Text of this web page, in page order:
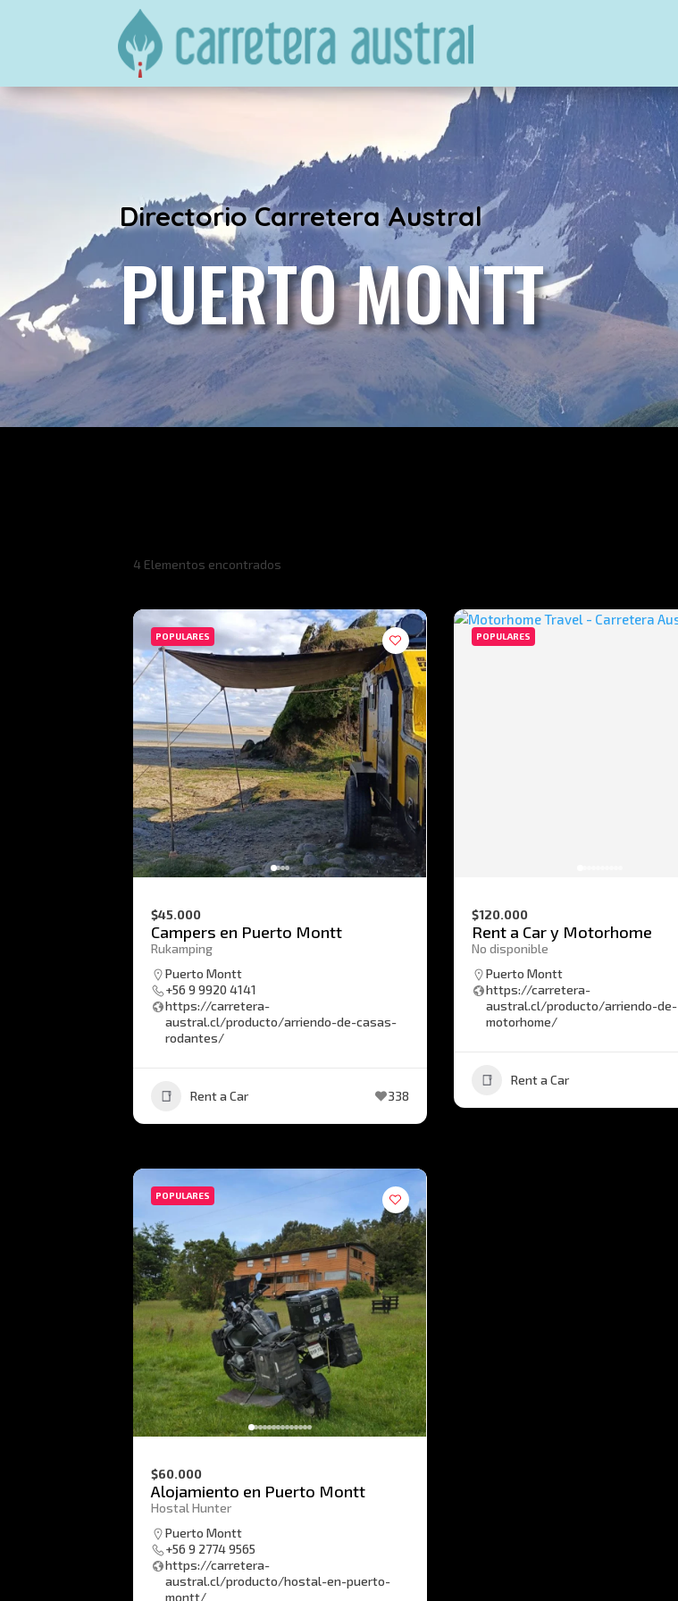
Directorio Carretera Austral
PUERTO MONTT
4 Elementos encontrados
POPULARES
$45.000
Campers en Puerto Montt
Rukamping
Puerto Montt
+56 9 9920 4141
https://carretera-
austral.cl/producto/arriendo-de-casas-
rodantes/
Rent a Car 338
POPULARES
$120.000
Rent a Car y Motorhome
No disponible
Puerto Montt
https://carretera-
austral.cl/producto/arriendo-de-
motorhome/
Rent a Car
POPULARES
$60.000
Alojamiento en Puerto Montt
Hostal Hunter
Puerto Montt
+56 9 2774 9565
https://carretera-
austral.cl/producto/hostal-en-puerto-
montt/